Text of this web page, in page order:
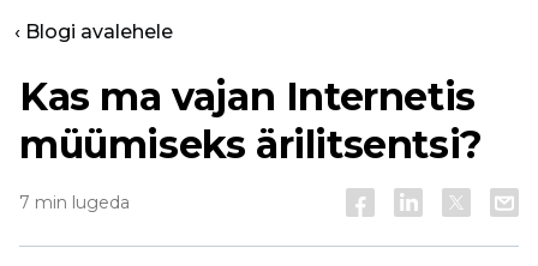
‹ Blogi avalehele
Kas ma vajan Internetis
müümiseks ärilitsentsi?
7 min lugeda